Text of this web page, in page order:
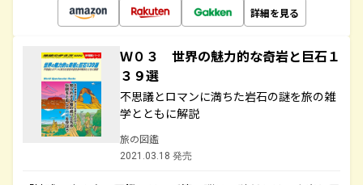
詳細を見る
Ｗ０３ 世界の魅力的な奇岩と巨石１
３９選
不思議とロマンに満ちた岩石の謎を旅の雑
学とともに解説
旅の図鑑
2021.03.18 発売